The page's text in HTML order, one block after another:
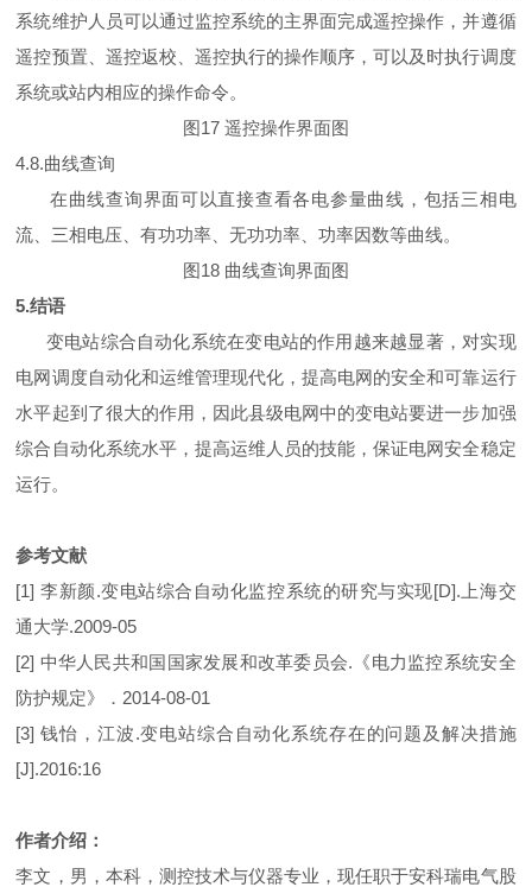
系统维护人员可以通过监控系统的主界面完成遥控操作，并遵循
遥控预置、遥控返校、遥控执行的操作顺序，可以及时执行调度
系统或站内相应的操作命令。
图17 遥控操作界面图
4.8.曲线查询
在曲线查询界面可以直接查看各电参量曲线，包括三相电
流、三相电压、有功功率、无功功率、功率因数等曲线。
图18 曲线查询界面图
5.结语
变电站综合自动化系统在变电站的作用越来越显著，对实现
电网调度自动化和运维管理现代化，提高电网的安全和可靠运行
水平起到了很大的作用，因此县级电网中的变电站要进一步加强
综合自动化系统水平，提高运维人员的技能，保证电网安全稳定
运行。
参考文献
[1] 李新颜.变电站综合自动化监控系统的研究与实现[D].上海交
通大学.2009-05
[2] 中华人民共和国国家发展和改革委员会.《电力监控系统安全
防护规定》．2014-08-01
[3] 钱怡，江波.变电站综合自动化系统存在的问题及解决措施
[J].2016:16
作者介绍：
李文，男，本科，测控技术与仪器专业，现任职于安科瑞电气股